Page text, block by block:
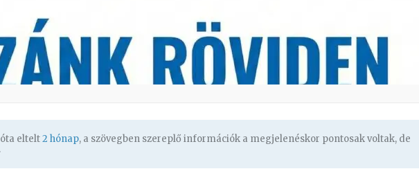
eltelt2 hónap, a szövegben szereplő információk a megjelenéskor pontosak voltak, de